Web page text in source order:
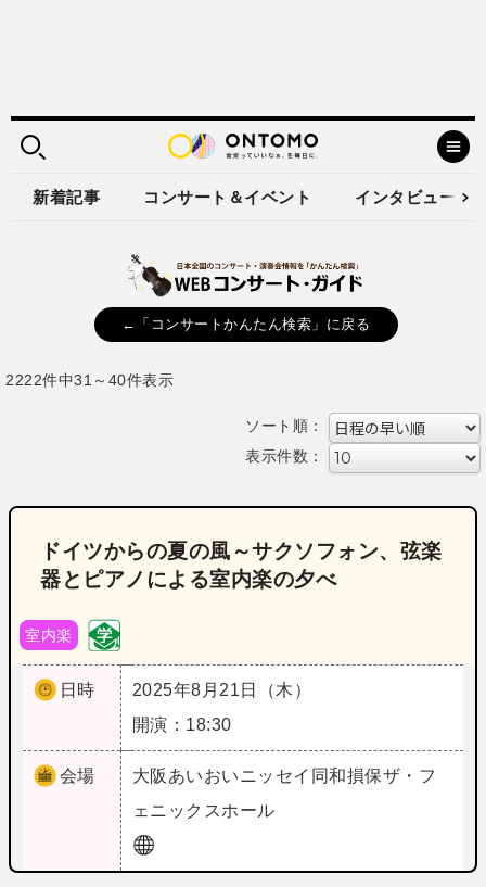
新着記事 コンサート＆イベント インタビュー
←「コンサートかんたん検索」に戻る
2222件中31～40件表示
ソート順：
表示件数：
ドイツからの夏の風～サクソフォン、弦楽
器とピアノによる室内楽の夕べ
室内楽
日時
2025年8月21日（木）
開演：18:30
会場 大阪 あいおいニッセイ同和損保ザ・フ
ェニックスホール